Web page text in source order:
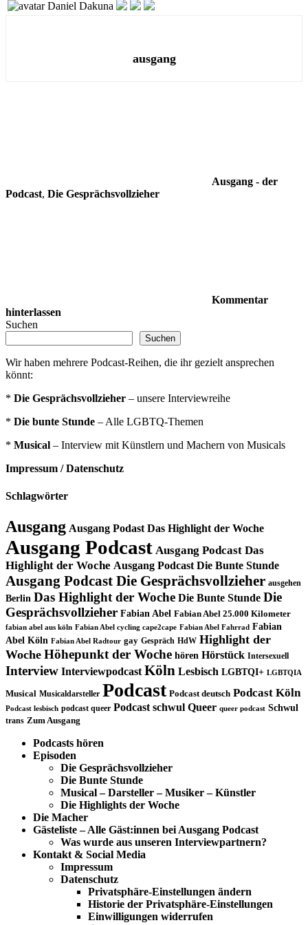
Daniel Dakuna
ausgang
Ausgang - der
Podcast, Die Gesprächsvollzieher
Kommentar
hinterlassen
Suchen
Suchen
Wir haben mehrere Podcast-Reihen, die ihr gezielt ansprechen
könnt:
* Die Gesprächsvollzieher – unsere Interviewreihe
* Die bunte Stunde – Alle LGBTQ-Themen
* Musical – Interview mit Künstlern und Machern von Musicals
Impressum / Datenschutz
Schlagwörter
Ausgang Ausgang Podast Das Highlight der Woche
Ausgang Podcast Ausgang Podcast Das
Highlight der Woche Ausgang Podcast Die Bunte Stunde
Ausgang Podcast Die Gesprächsvollzieher ausgehen
Berlin Das Highlight der Woche Die Bunte Stunde Die
Gesprächsvollzieher Fabian Abel Fabian Abel 25.000 Kilometer
fabian abel aus köln Fabian Abel cycling cape2cape Fabian Abel Fahrrad Fabian
Abel Köln Fabian Abel Radtour gay Gespräch HdW Highlight der
Woche Höhepunkt der Woche hören Hörstück Intersexuell
Interview Interviewpodcast Köln Lesbisch LGBTQI+ LGBTQIA
Musical Musicaldarsteller Podcast Podcast deutsch Podcast Köln
Podcast lesbisch podcast queer Podcast schwul Queer queer podcast Schwul
trans Zum Ausgang
Podcasts hören
Episoden
Die Gesprächsvollzieher
Die Bunte Stunde
Musical – Darsteller – Musiker – Künstler
Die Highlights der Woche
Die Macher
Gästeliste – Alle Gäst:innen bei Ausgang Podcast
Was wurde aus unseren Interviewpartnern?
Kontakt & Social Media
Impressum
Datenschutz
Privatsphäre-Einstellungen ändern
Historie der Privatsphäre-Einstellungen
Einwilligungen widerrufen